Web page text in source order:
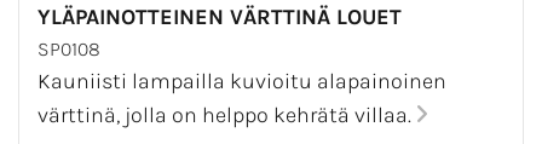
YLÄPAINOTTEINEN VÄRTTINÄ LOUET
SP0108
Kauniisti lampailla kuvioitu alapainoinen
värttinä, jolla on helppo kehrätä villaa.